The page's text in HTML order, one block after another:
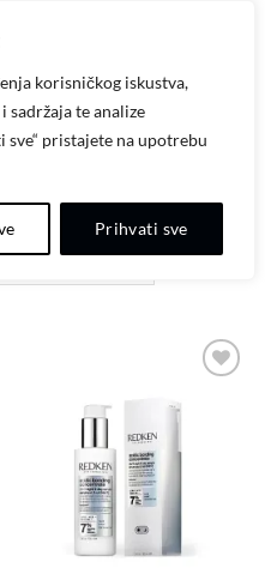
korisničkog iskustva,
sadržaja te analize
pristajete na upotrebu
Prihvati sve
/ ACIDIC BONDING